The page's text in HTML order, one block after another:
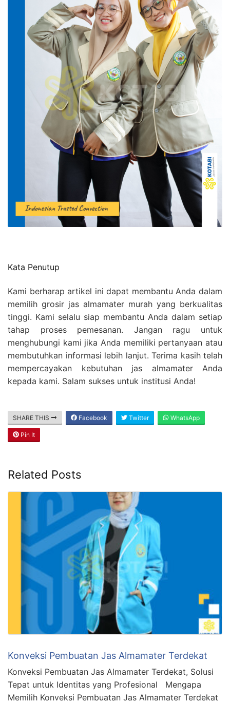
Kata Penutup
Kami berharap artikel ini dapat membantu Anda dalam
memilih grosir jas almamater murah yang berkualitas
tinggi. Kami selalu siap membantu Anda dalam setiap
tahap proses pemesanan. Jangan ragu untuk
menghubungi kami jika Anda memiliki pertanyaan atau
membutuhkan informasi lebih lanjut. Terima kasih telah
mempercayakan kebutuhan jas almamater Anda
kepada kami. Salam sukses untuk institusi Anda!
SHARE THIS Facebook Twitter WhatsApp
Pin It
Related Posts
Konveksi Pembuatan Jas Almamater Terdekat
Konveksi Pembuatan Jas Almamater Terdekat, Solusi
Tepat untuk Identitas yang Profesional Mengapa
Memilih Konveksi Pembuatan Jas Almamater Terdekat